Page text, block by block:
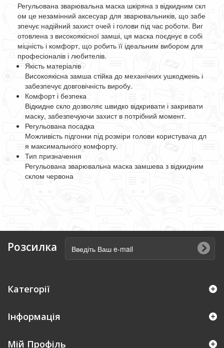
Регульована зварювальна маска шкіряна з відкидним скл
ом це незамінний аксесуар для зварювальників, що забе
зпечує надійний захист очей і голови під час роботи. Виг
отовлена з високоякісної замші, ця маска поєднує в собі
міцність і комфорт, що робить її ідеальним вибором для
професіоналів і любителів.
Якість матеріалів
Високоякісна замша стійка до механічних ушкоджень і
забезпечує довговічність виробу.
Комфорт і безпека
Відкидне скло дозволяє швидко відкривати і закривати
маску, забезпечуючи захист в потрібний момент.
Регульована посадка
Можливість підгонки під розміри голови користувача дл
я максимального комфорту.
Тип призначення
Регульована зварювальна маска замшева з відкидним
склом червона
Розсилка
Категорії
Інформація
Мій Профіль